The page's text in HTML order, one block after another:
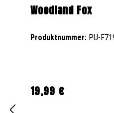
Woodland Fox
Produktnummer: PU-
Regulärer Preis:
19,99 €